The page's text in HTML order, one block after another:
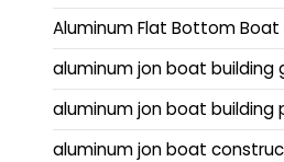
Aluminum Flat Bottom Boat
aluminum jon boat building
aluminum jon boat building
aluminum jon boat